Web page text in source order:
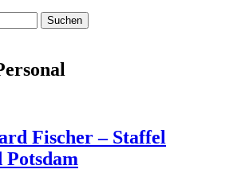
Fischer – Staffel
Potsdam